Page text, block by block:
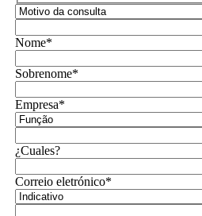
Nome*
Sobrenome*
Empresa*
¿Cuales?
Correio eletrónico*